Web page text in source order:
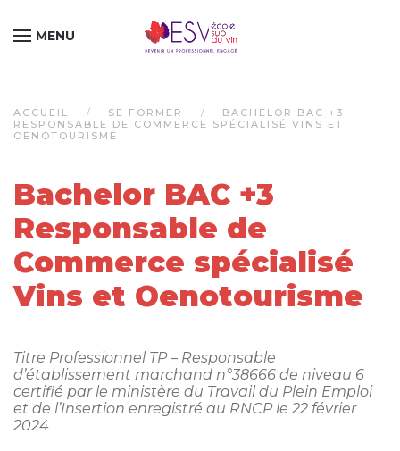
Passer au contenu principal
MENU
ACCUEIL SE FORMER
BACHELOR BAC +3
RESPONSABLE DE COMMERCE SPÉCIALISÉ VINS ET
OENOTOURISME
Bachelor BAC +3
Responsable de
Commerce spécialisé
Vins et Oenotourisme
Titre Professionnel TP – Responsable
d’établissement marchand n°38666 de niveau 6
certifié par le ministère du Travail du Plein Emploi
et de l’Insertion enregistré au RNCP le 22 février
2024